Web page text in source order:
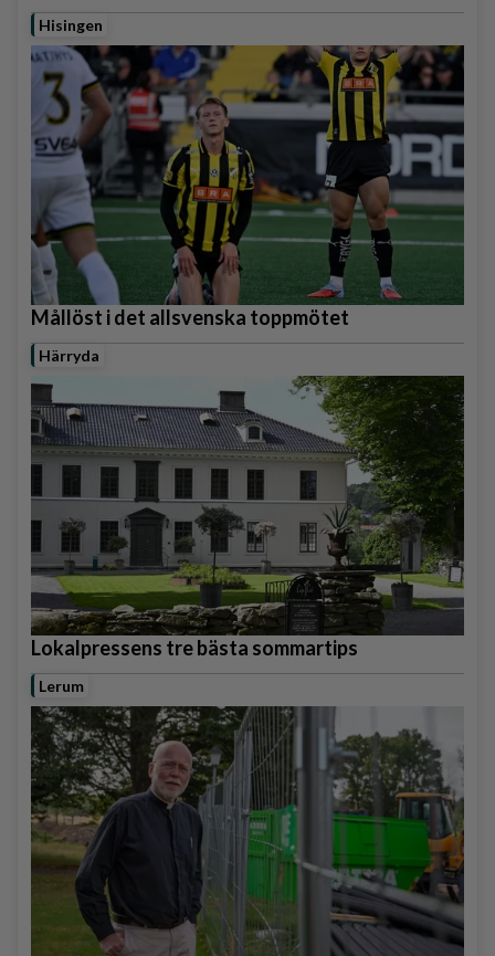
Hisingen
Mållöst i det allsvenska toppmötet
Härryda
Lokalpressens tre bästa sommartips
Lerum